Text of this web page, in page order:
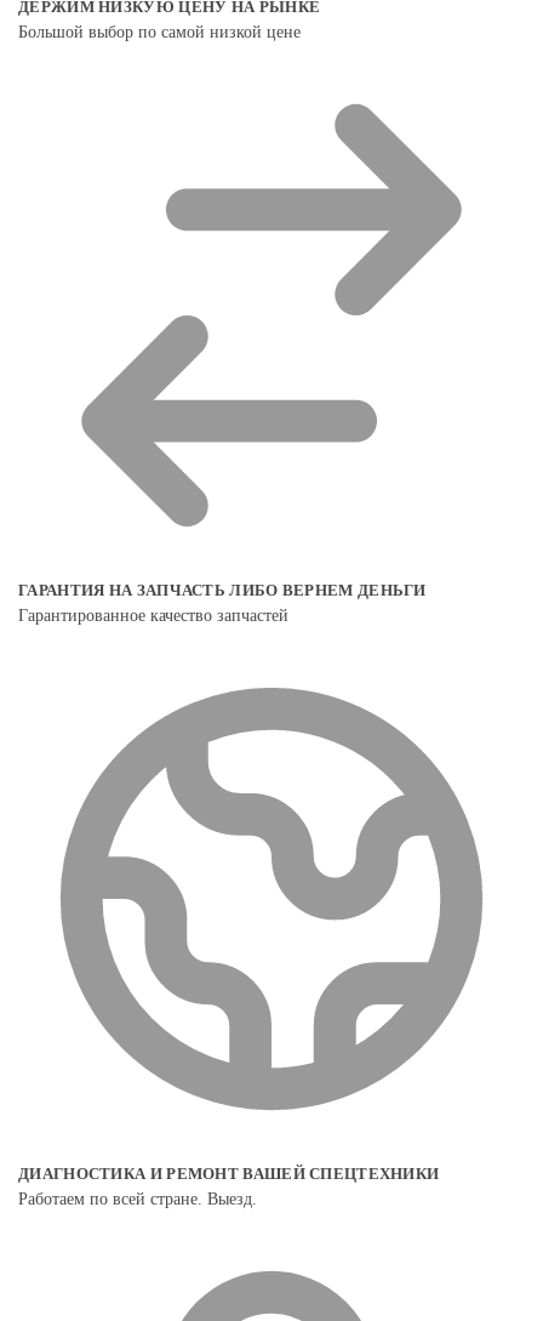
ДЕРЖИМ НИЗКУЮ ЦЕНУ НА РЫНКЕ
Большой выбор по самой низкой цене
ГАРАНТИЯ НА ЗАПЧАСТЬ ЛИБО ВЕРНЕМ ДЕНЬГИ
Гарантированное качество запчастей
ДИАГНОСТИКА И РЕМОНТ ВАШЕЙ СПЕЦТЕХНИКИ
Работаем по всей стране. Выезд.